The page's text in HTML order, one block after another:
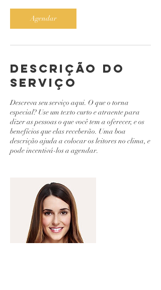
Agendar
Descrição do
serviço
Descreva seu serviço aqui. O que o torna
especial? Use um texto curto e atraente para
dizer as pessoas o que você tem a oferecer, e os
benefícios que elas receberão. Uma boa
descrição ajuda a colocar os leitores no clima, e
pode incentivá-los a agendar.